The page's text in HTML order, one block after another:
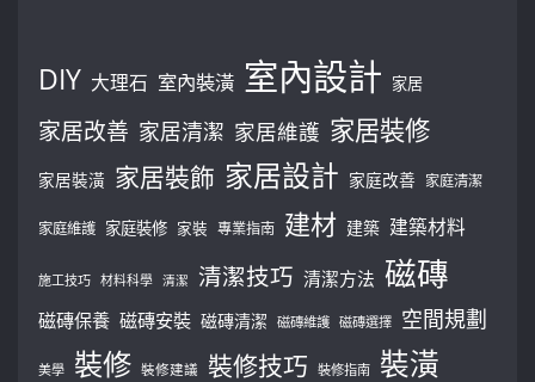
DIY 大理石 室內裝潢 室內設計 家居
家居改善 家居清潔 家居維護 家居裝修
家居裝潢 家居裝飾 家居設計 家庭改善 家庭清潔
家庭維護 家庭裝修 家裝 專業指南 建材 建築 建築材料
施工技巧 材料科學 清潔 清潔技巧 清潔方法 磁磚
磁磚保養 磁磚安裝 磁磚清潔 磁磚維護 磁磚選擇 空間規劃
美學 裝修 裝修建議 裝修技巧 裝修指南 裝潢